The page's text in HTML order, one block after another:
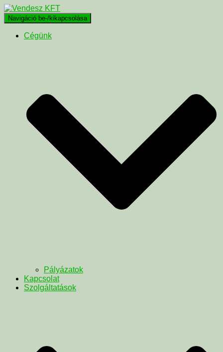
Navigáció be-/kikapcsolása
Cégünk
Pályázatok
Kapcsolat
Szolgáltatások